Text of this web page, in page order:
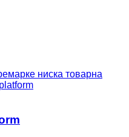
ниска товарна